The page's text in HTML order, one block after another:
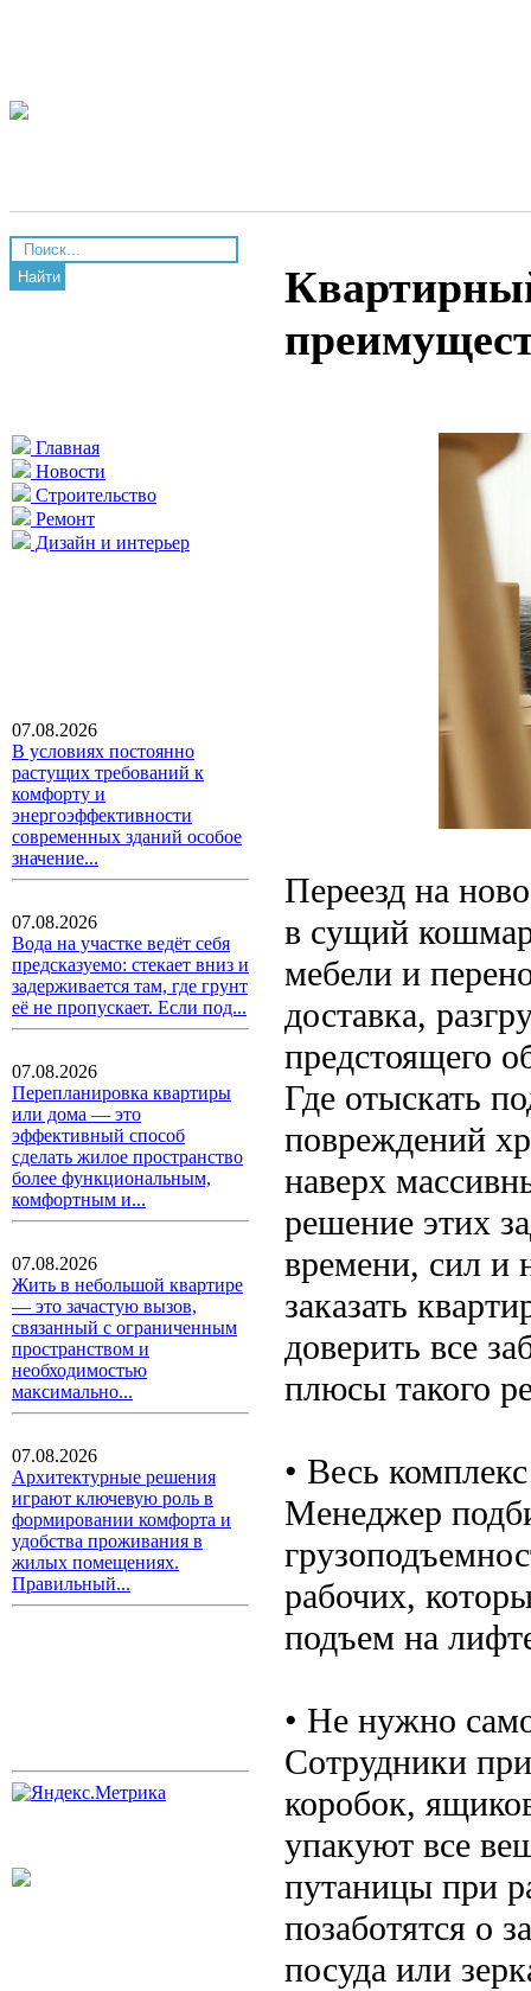
Найти
Главная
Новости
Строительство
Ремонт
Дизайн и интерьер
07.08.2026
В условиях постоянно
растущих требований к
комфорту и
энергоэффективности
современных зданий особое
значение...
07.08.2026
Вода на участке ведёт себя
предсказуемо: стекает вниз и
задерживается там, где грунт
её не пропускает. Если под...
07.08.2026
Перепланировка квартиры
или дома — это
эффективный способ
сделать жилое пространство
более функциональным,
комфортным и...
07.08.2026
Жить в небольшой квартире
— это зачастую вызов,
связанный с ограниченным
пространством и
необходимостью
максимально...
07.08.2026
Архитектурные решения
играют ключевую роль в
формировании комфорта и
удобства проживания в
жилых помещениях.
Правильный...
Переезд на
в сущий
мебели и
доставка,
предстоящего
Где отыскать
повреждений
наверх
решение этих
времени, сил и
заказать
доверить все
плюсы такого
• Весь
Менеджер
рабочих,
подъем на
• Не нужно
Сотрудники
коробок,
упакуют все
путаницы при
позаботятся о
посуда или